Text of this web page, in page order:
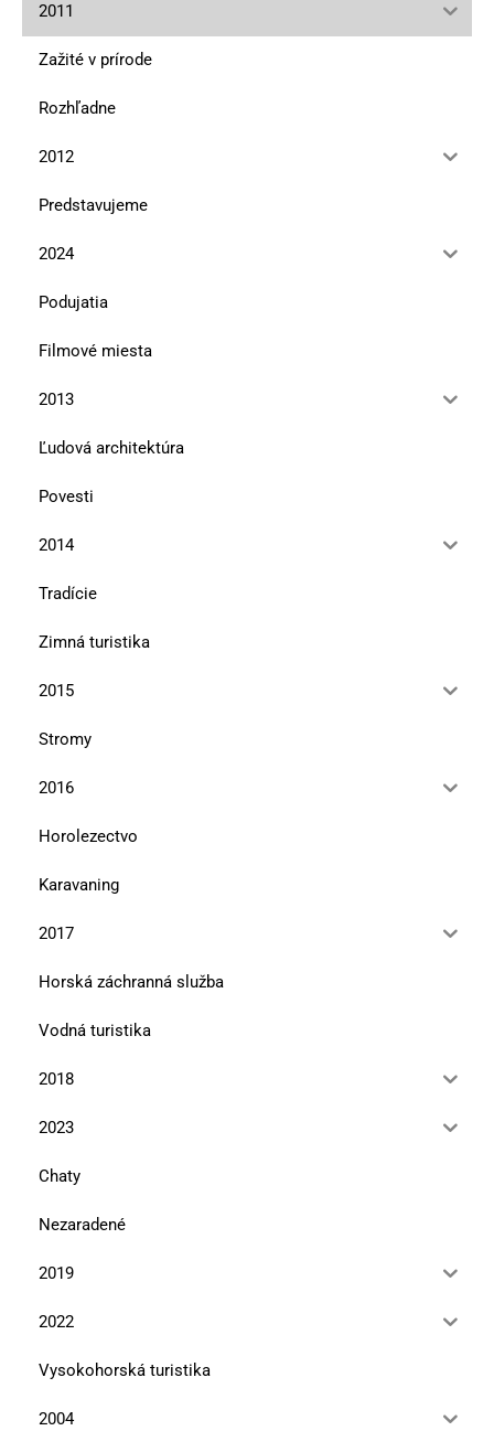
2011
Zažité v prírode
Rozhľadne
2012
Predstavujeme
2024
Podujatia
Filmové miesta
2013
Ľudová architektúra
Povesti
2014
Tradície
Zimná turistika
2015
Stromy
2016
Horolezectvo
Karavaning
2017
Horská záchranná služba
Vodná turistika
2018
2023
Chaty
Nezaradené
2019
2022
Vysokohorská turistika
2004